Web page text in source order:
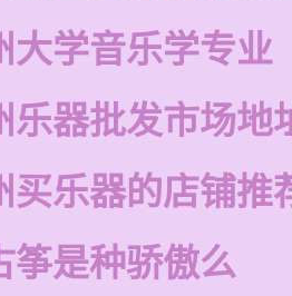
大学音乐学专业
乐器批发市场地
买乐器的店铺推
筝是种骄傲么